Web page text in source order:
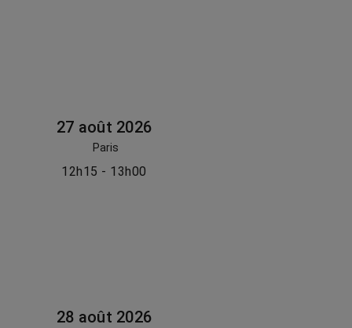
27 août 2026
Paris
12h15 - 13h00
28 août 2026